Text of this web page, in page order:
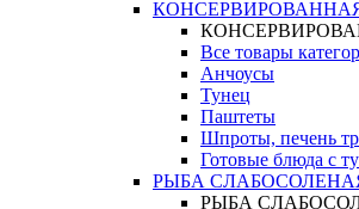
Все товары
Анчоусы
Тунец
Паштеты
Шпроты, печень
Готовые блюда с
РЫБА
РЫБА